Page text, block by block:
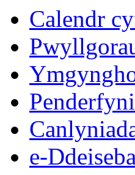
Calendr
e-